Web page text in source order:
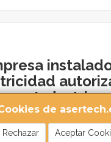
de
Rechazar Aceptar
Industria